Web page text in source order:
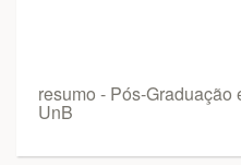
resumo - Pós-
UnB